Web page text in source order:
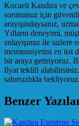
Kocaeli Kandıra ve
sorununuz için
arayışındaysanız,
Yılların deneyimi,
anlayışımız ile
memnuniyetini en üst
bir araya getiriyoruz.
fiyat teklifi
sabırsızlıkla bekliyoruz.
Benzer